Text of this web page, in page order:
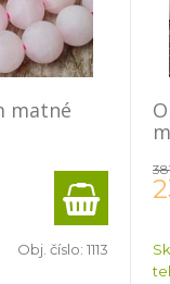
matné
Obj. číslo: 1113